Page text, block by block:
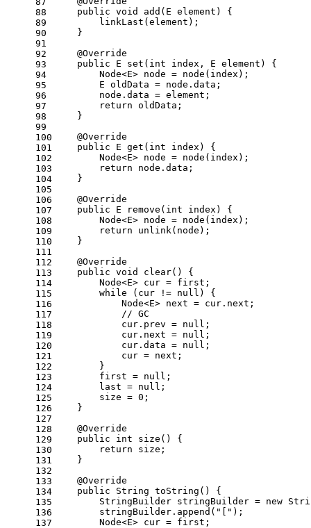
88
89
90
91
92
93
94
95
96
97
98
99
100
101
102
103
104
105
106
107
108
109
110
111
112
113
114
115
116
117
118
119
120
121
122
123
124
125
126
127
128
129
130
131
132
133
134
135
136
137
public void add (E element)
{
        linkLast(element);
    }
@Override
public E set ( int index, E element)
{
        Node<E> node = node(index);
        E oldData = node.data;
        node.data = element;
return oldData;
    }
@Override
public E get ( int index)
{
        Node<E> node = node(index);
return node.data;
    }
@Override
public E remove ( int index)
{
        Node<E> node = node(index);
return unlink(node);
    }
@Override
public void clear()
{
        Node<E> cur = first;
while (cur != null ) {
            Node<E> next = cur.next;
// GC
            cur.prev =
null ;
            cur.next =
null ;
            cur.data =
null ;
            cur = next;
        }
        first =
null ;
        last =
null ;
        size =
0 ;
    }
@Override
public
int size ()
{
return size;
    }
@Override
public String toString ()
{
        StringBuilder stringBuilder =
new
        stringBuilder.append(
"[" );
        Node<E> cur = first;